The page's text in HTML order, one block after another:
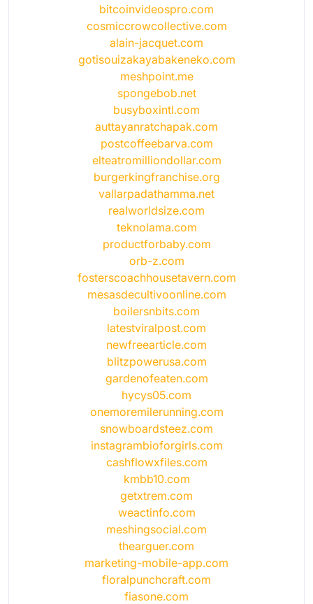
bitcoinvideospro.com
cosmiccrowcollective.com
alain-jacquet.com
gotisouizakayabakeneko.com
meshpoint.me
spongebob.net
busyboxintl.com
auttayanratchapak.com
postcoffeebarva.com
elteatromilliondollar.com
burgerkingfranchise.org
vallarpadathamma.net
realworldsize.com
teknolama.com
productforbaby.com
orb-z.com
fosterscoachhousetavern.com
mesasdecultivoonline.com
boilersnbits.com
latestviralpost.com
newfreearticle.com
blitzpowerusa.com
gardenofeaten.com
hycys05.com
onemoremilerunning.com
snowboardsteez.com
instagrambioforgirls.com
cashflowxfiles.com
kmbb10.com
getxtrem.com
weactinfo.com
meshingsocial.com
thearguer.com
marketing-mobile-app.com
floralpunchcraft.com
fiasone.com